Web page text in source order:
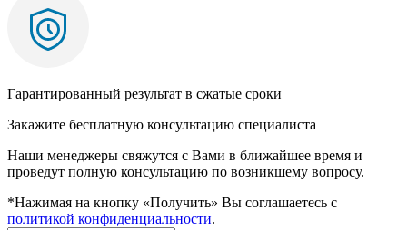
Гарантированный результат в сжатые сроки
Закажите бесплатную консультацию специалиста
Наши менеджеры свяжутся с Вами в ближайшее время и
проведут полную консультацию по возникшему вопросу.
*Нажимая на кнопку «Получить» Вы соглашаетесь с
политикой конфиденциальности.